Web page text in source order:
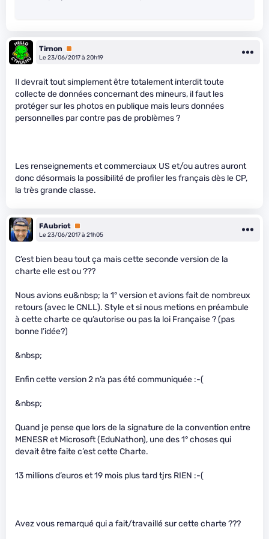
Tirnon
Premium
Le 23/06/2017 à 20h19
Il devrait tout simplement être totalement interdit toute
collecte de données concernant des mineurs, il faut les
protéger sur les photos en publique mais leurs données
personnelles par contre pas de problèmes ?
Les renseignements et commerciaux US et/ou autres auront
donc désormais la possibilité de profiler les français dès le CP,
la très grande classe.
FAubriot Premium
Le 23/06/2017 à 21h05
C’est bien beau tout ça mais cette seconde version de la
charte elle est ou ???
Nous avions eu&nbsp; la 1° version et avions fait de nombreux
retours (avec le CNLL). Style et si nous metions en préambule
à cette charte ce qu’autorise ou pas la loi Française ? (pas
bonne l’idée?)
&nbsp;
Enfin cette version 2 n’a pas été communiquée :-(
&nbsp;
Quand je pense que lors de la signature de la convention entre
MENESR et Microsoft (EduNathon), une des 1° choses qui
devait être faite c’est cette Charte.
13 millions d’euros et 19 mois plus tard tjrs RIEN :-(
Avez vous remarqué qui a fait/travaillé sur cette charte ???